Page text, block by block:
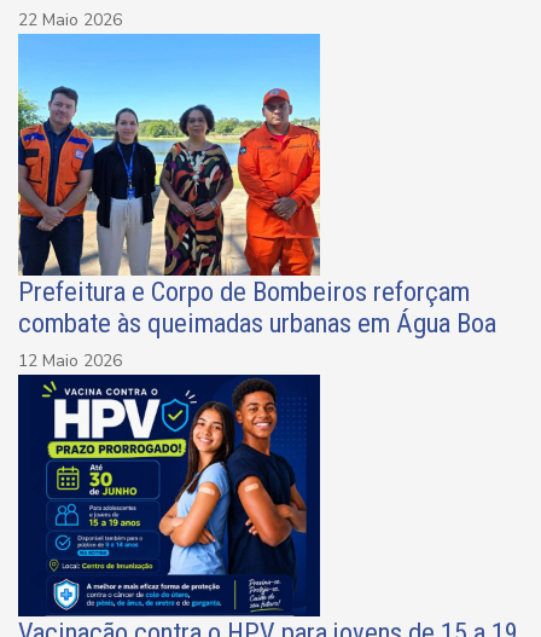
22 Maio 2026
Prefeitura e Corpo de Bombeiros reforçam
combate às queimadas urbanas em Água Boa
12 Maio 2026